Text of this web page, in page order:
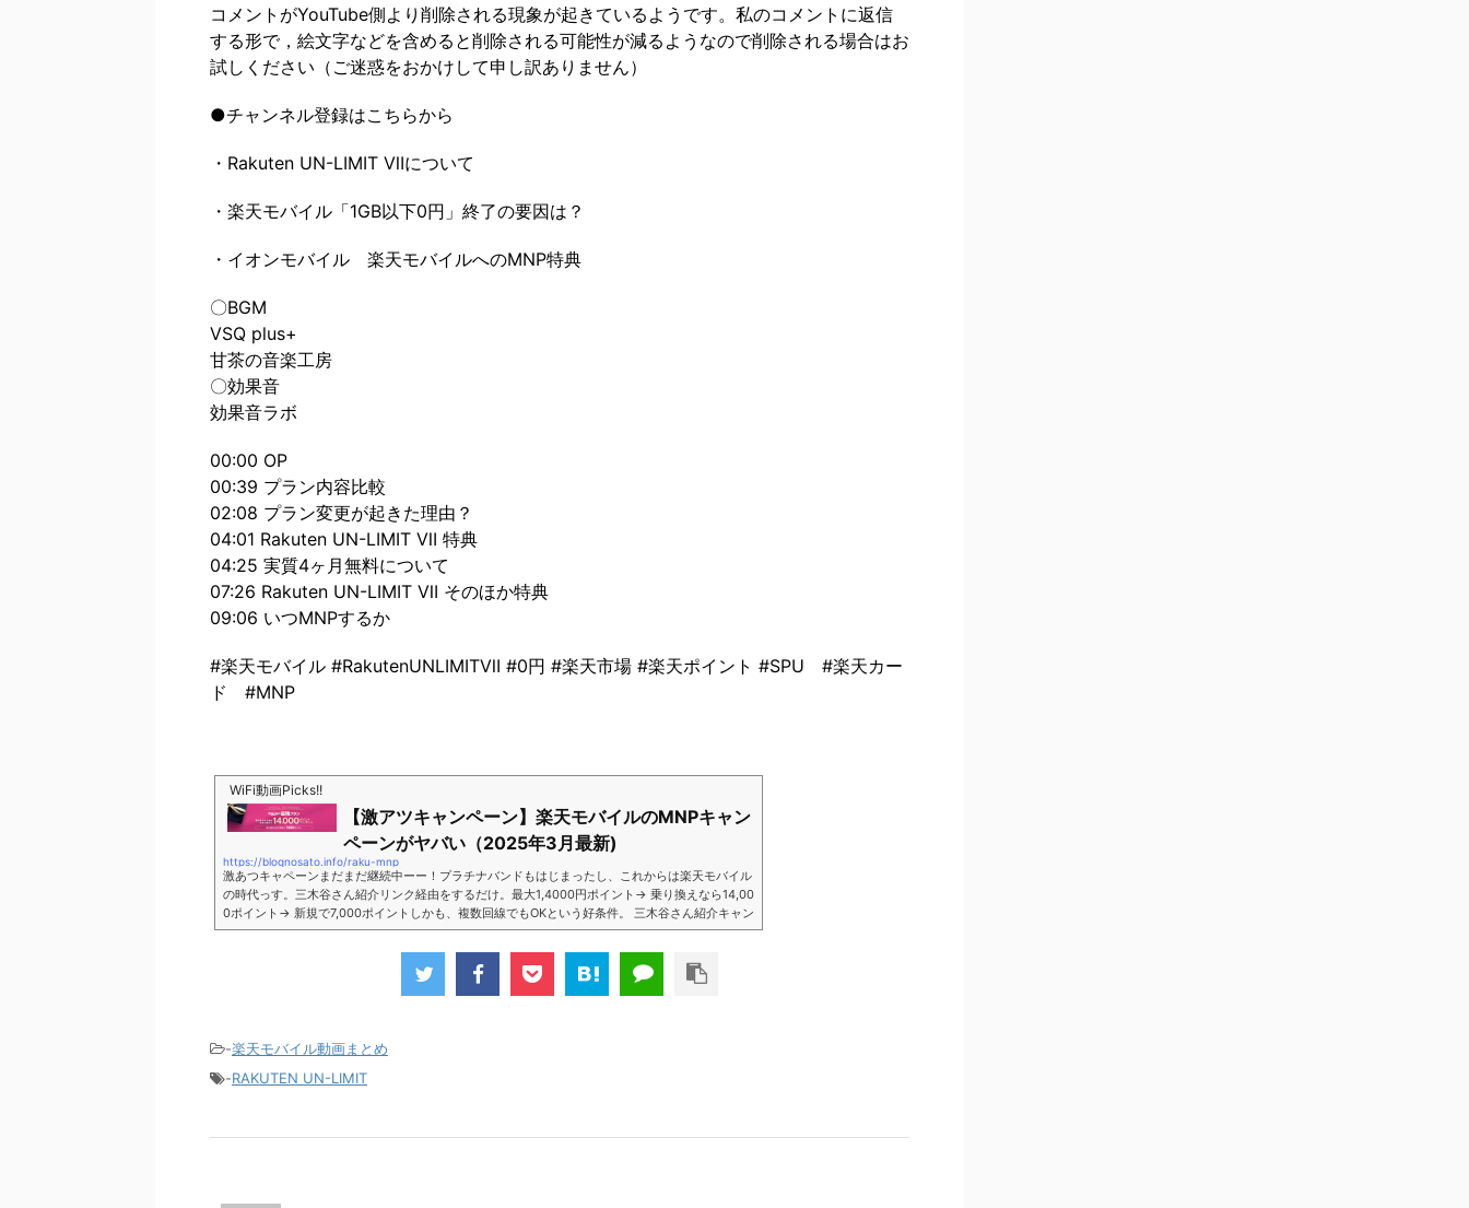
コメントがYouTube側より削除される現象が起きているようです。私のコメントに返信
する形で，絵文字などを含めると削除される可能性が減るようなので削除される場合はお
試しください（ご迷惑をおかけして申し訳ありません）
●チャンネル登録はこちらから
・Rakuten UN-LIMIT Ⅶについて
・楽天モバイル「1GB以下0円」終了の要因は？
・イオンモバイル 楽天モバイルへのMNP特典
〇BGM
VSQ plus+
甘茶の音楽工房
〇効果音
効果音ラボ
00:00 OP
00:39 プラン内容比較
02:08 プラン変更が起きた理由？
04:01 Rakuten UN-LIMIT Ⅶ 特典
04:25 実質4ヶ月無料について
07:26 Rakuten UN-LIMIT Ⅶ そのほか特典
09:06 いつMNPするか
#楽天モバイル #RakutenUNLIMITⅦ #0円 #楽天市場 #楽天ポイント #SPU #楽天カー
ド #MNP
WiFi動画Picks!!
【激アツキャンペーン】楽天モバイルのMNPキャン
ペーンがヤバい（2025年3月最新)
https://blognosato.info/raku-mnp
激あつキャペーンまだまだ継続中ーー！プラチナバンドもはじまったし、これからは楽天モバイル
の時代っす。三木谷さん紹介リンク経由をするだけ。最大1,4000円ポイント→ 乗り換えなら14,00
0ポイント→ 新規で7,000ポイントしかも、複数回線でもOKという好条件。 三木谷さん紹介キャン
ペーン＼激熱の三木谷さんキャンペーン／2回線目以降でもOK再契約でもでもOK背水の陣の楽天
モバイル。ついに「最後の賭け」とも思えるポイントばら撒きキャンペーンを発動してきました。
■キャンペーン概要三木谷社長の特別招待ページから楽天モバイ...
-楽天モバイル動画まとめ
-RAKUTEN UN-LIMIT